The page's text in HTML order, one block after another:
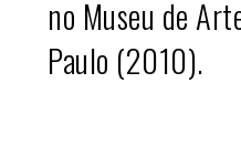
no Museu de
Paulo (2010).